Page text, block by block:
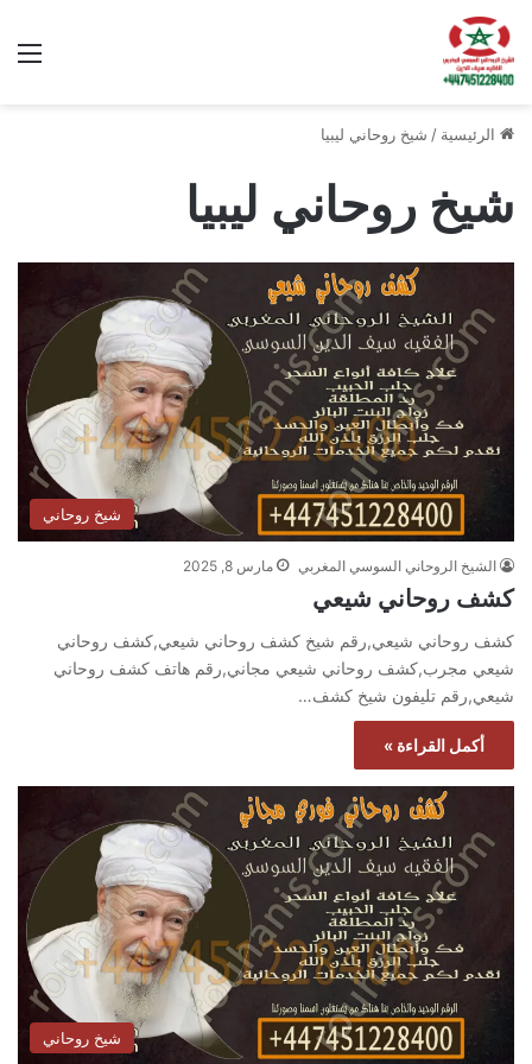
الرئيسية / شيخ روحاني ليبيا
شيخ روحاني ليبيا
شيخ روحاني
الشيخ الروحاني السوسي المغربي مارس 8, 2025
كشف روحاني شيعي
كشف روحاني شيعي,رقم شيخ كشف روحاني شيعي,كشف روحاني
شيعي مجرب,كشف روحاني شيعي مجاني,رقم هاتف كشف روحاني
شيعي,رقم تليفون شيخ كشف…
أكمل القراءة »
شيخ روحاني